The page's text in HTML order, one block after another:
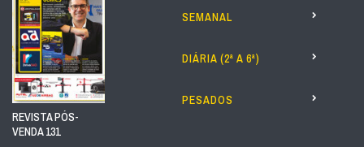
REVISTA PÓS-
VENDA 131
SEMANAL
DIÁRIA (2ª A 6ª)
PESADOS